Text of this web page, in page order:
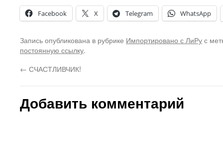
Facebook X Telegram WhatsApp
Запись опубликована в рубрике Импортировано с ЛиРус
постоянную ссылку.
← СЧАСТЛИВЧИК!
Добавить комментарий